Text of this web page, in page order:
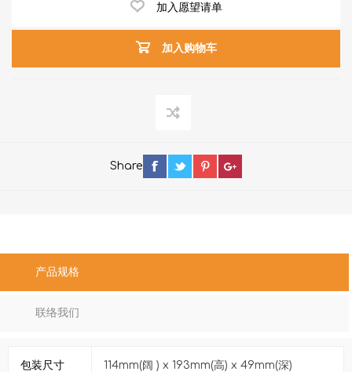
加入愿望请单
加入购物车
Share
产品规格
联络我们
包装尺寸 114mm(阔 ) x 193mm(高) x 49mm(深)